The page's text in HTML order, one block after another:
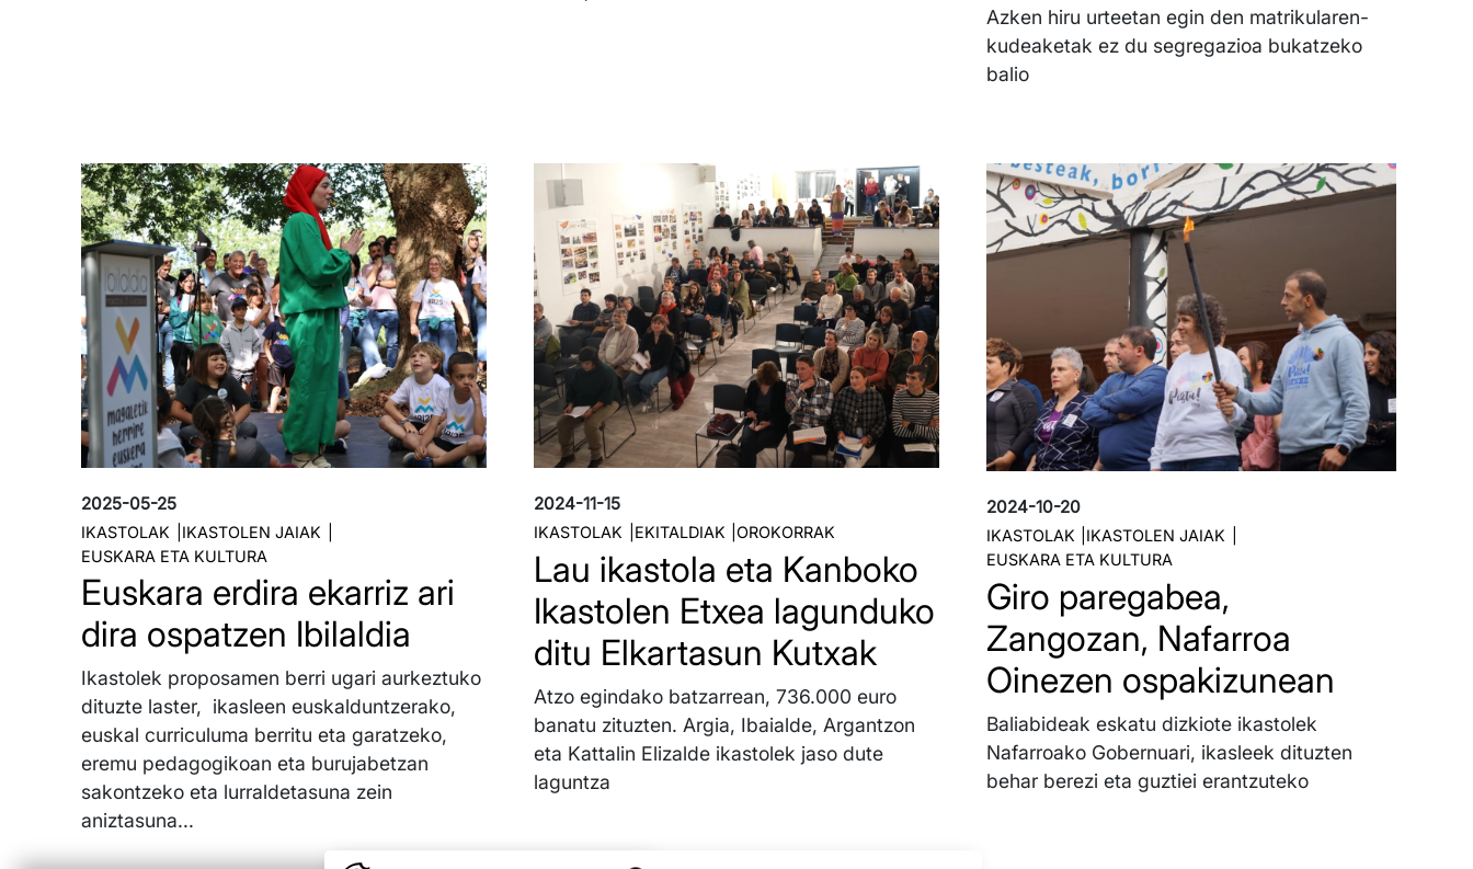
Azken hiru urteetan egin den matrikularen-
kudeaketak ez du segregazioa bukatzeko
balio
Irudia
2025-05-25
IKASTOLAK
IKASTOLEN JAIAK
EUSKARA ETA KULTURA
Euskara erdira ekarriz ari
dira ospatzen Ibilaldia
Ikastolek proposamen berri ugari aurkeztuko
dituzte laster, ikasleen euskalduntzerako,
euskal curriculuma berritu eta garatzeko,
eremu pedagogikoan eta burujabetzan
sakontzeko eta lurraldetasuna zein
aniztasuna...
Irudia
2024-11-15
IKASTOLAK EKITALDIAK OROKORRAK
Lau ikastola eta Kanboko
Ikastolen Etxea lagunduko
ditu Elkartasun Kutxak
Atzo egindako batzarrean, 736.000 euro
banatu zituzten. Argia, Ibaialde, Argantzon
eta Kattalin Elizalde ikastolek jaso dute
laguntza
Irudia
2024-10-20
IKASTOLAK
IKASTOLEN JAIAK
EUSKARA ETA KULTURA
Giro paregabea,
Zangozan, Nafarroa
Oinezen ospakizunean
Baliabideak eskatu dizkiote ikastolek
Nafarroako Gobernuari, ikasleek dituzten
behar berezi eta guztiei erantzuteko